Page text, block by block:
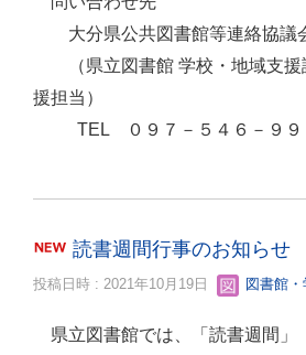
大分県公共図書館等連絡協議
（県立図書館 学校・地域支援
援担当）
TEL ０９７－５４６－９９７
読書週間行事のお知らせ
投稿日時 : 2021年10月19日 図書館
県立図書館では、「読書週間」